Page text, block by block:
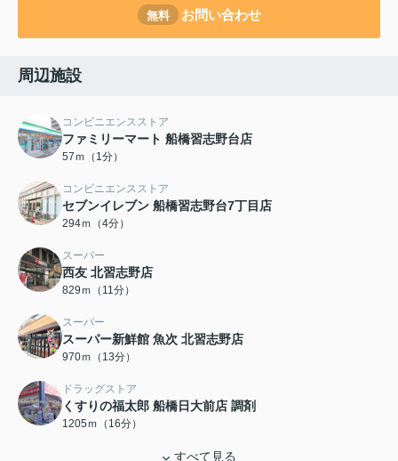
無料 お問い合わせ
周辺施設
コンビニエンスストア
ファミリーマート 船橋習志野台店
57ｍ（1分）
コンビニエンスストア
セブンイレブン 船橋習志野台7丁目店
294ｍ（4分）
スーパー
西友 北習志野店
829ｍ（11分）
スーパー
スーパー新鮮館 魚次 北習志野店
970ｍ（13分）
ドラッグストア
くすりの福太郎 船橋日大前店 調剤
1205ｍ（16分）
すべて見る